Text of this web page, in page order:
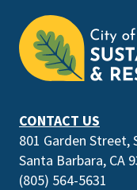
the
prefooter
CONTACT US
801 Garden Street,
Santa Barbara, CA
(805) 564-5631